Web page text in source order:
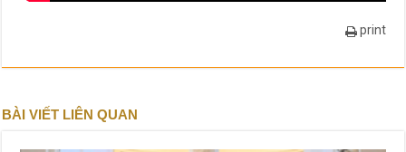
print
BÀI VIẾT LIÊN QUAN